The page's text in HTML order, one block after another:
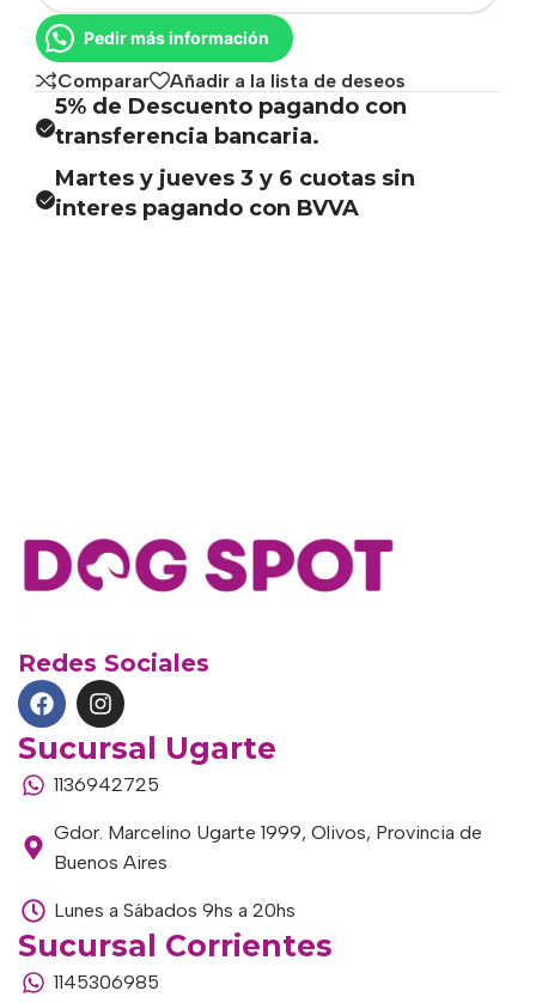
Pedir más información
Comparar Añadir a la lista de deseos
5% de Descuento pagando con
transferencia bancaria.
Martes y jueves 3 y 6 cuotas sin
interes pagando con BVVA
Redes Sociales
Sucursal Ugarte
1136942725
Gdor. Marcelino Ugarte 1999, Olivos, Provincia de
Buenos Aires
Lunes a Sábados 9hs a 20hs
Sucursal Corrientes
1145306985